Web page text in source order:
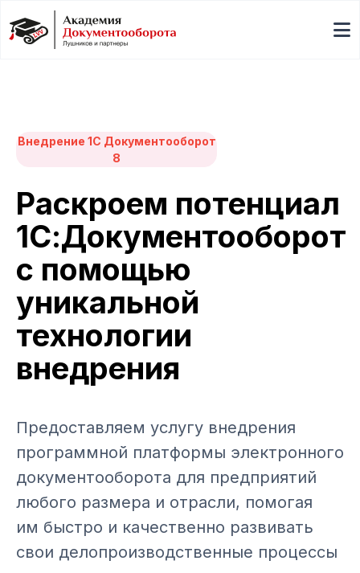
Внедрение 1С Документооборот
8
Раскроем потенциал
1С:Документооборот
с помощью
уникальной
технологии
внедрения
Предоставляем услугу внедрения
программной платформы электронного
документооборота для предприятий
любого размера и отрасли, помогая
им быстро и качественно развивать
свои делопроизводственные процессы